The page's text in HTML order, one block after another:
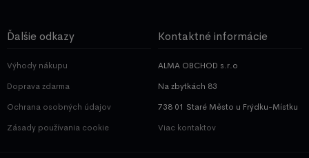
Ďalšie odkazy
Výhody nákupu
Doprava zdarma
Ochrana osobných údajov
Zásady používania cookie
Kontaktné informácie
ALMA OBCHOD s.r.o
Na zbytkách 83
738 01 Staré Město u Frýdku-Místku
Viac kontaktov